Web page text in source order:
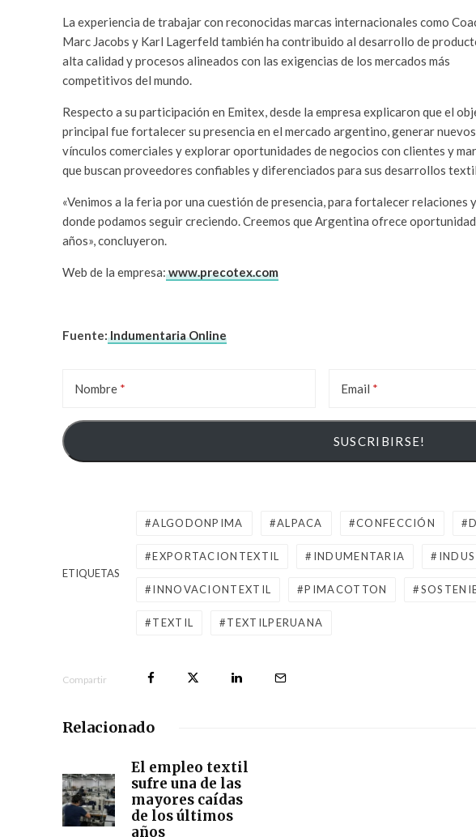
La experiencia de trabajar con reconocidas marcas internacionales como
Marc Jacobs y Karl Lagerfeld también ha contribuido al desarrollo de
alta calidad y procesos alineados con las exigencias de los mercados más
competitivos del mundo.
Respecto a su participación en Emitex, desde la empresa explicaron que el
principal fue fortalecer su presencia en el mercado argentino, generar nuevos
vínculos comerciales y explorar oportunidades de negocios con clientes y
que buscan proveedores confiables y diferenciados para sus desarrollos
«Venimos a la feria por una cuestión de presencia, para fortalecer relaciones
donde podamos seguir creciendo. Creemos que Argentina ofrece
años», concluyeron.
Web de la empresa:www.precotex.com
Fuente:Indumentaria Online
Nombre Email
ETIQUETAS
ALGODONPIMA ALPACA CONFECCIÓN
EXPORTACIONTEXTIL INDUMENTARIA
INNOVACIONTEXTIL PIMACOTTON
TEXTIL TEXTILPERUANA
Compartir
Relacionado
El empleo textil
sufre una de las
mayores caídas
de los últimos
años